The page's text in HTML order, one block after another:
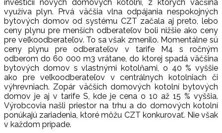
investícií nových domových kotolní, z ktorých väčšina
využíva plyn. Prvá väčšia vlna odpájania nespokojných
bytových domov od systému CZT začala aj preto, lebo
ceny plynu pre menších odberateľov boli nižšie ako ceny
pre veľkoodberateľov. To sa však zmenilo. Momentálne sú
ceny plynu pre odberateľov v tarife M4 s ročným
odberom do 60 000 m3 vrátane, do ktorej spadá väčšina
bytových domov s vlastnými kotolňami, o 40 % vyššie
ako pre veľkoodberateľov v centrálnych kotolniach či
výhrevniach. Zopár väčších domových kotolní bytových
domov je aj v tarife S, kde je cena o 10 až 15 % vyššia.
Výrobcovia našli priestor na trhu a do domových kotolní
ponúkajú zariadenia, ktoré môžu CZT konkurovať. Nie však
v každom prípade.